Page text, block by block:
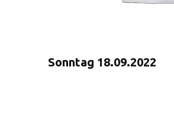
Sonntag 18.09.2022